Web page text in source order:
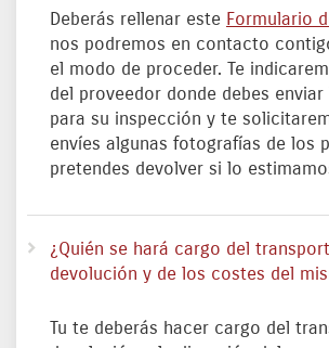
Deberás rellenar este Formulario
nos podremos en contacto
el modo de proceder. Te
del proveedor donde debes
para su inspección y te
envíes algunas fotografías de los
pretendes devolver si lo
¿Quién se hará cargo del
devolución y de los costes del
Tu te deberás hacer cargo del